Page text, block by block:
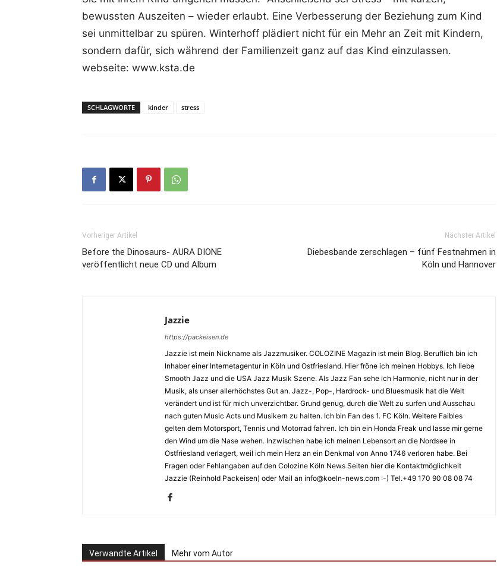
bewussten Auszeiten – wieder erlaubt. Eine Verbesserung der Beziehung zum Kind
sei unmittelbar zu spüren. Winterhoff plädiert nicht für ein Mehr an Zeit mit Kindern,
sondern dafür, sich während der Familienzeit ganz auf das Kind einzulassen.
webseite: www.ksta.de
SCHLAGWORTE kinder stress
Vorheriger Artikel
Before the Dinosaurs- AURA DIONE
veröffentlicht neue CD und Album
Nächster Artikel
Diebesbande zerschlagen – fünf Festnahmen in
Köln und Hannover
Jazzie
https://packeisen.de
Jazzie ist mein Nickname als Jazzmusiker. COLOZINE Magazin ist mein Blog. Beruflich bin ich
Inhaber einer Internetagentur in Köln und Ostfriesland. Hier fröne ich meinen Hobbys. Ich liebe
Smooth Jazz und die USA Jazz Musik Szene. Als Jazz Fan sehe ich Harmonie, nicht nur in der
Musik, als unser allerhöchstes Gut an. Jazz-, Pop-, Hardrock- und Bluesmusik hat die Welt
verändert und ist für mich unverzichtbar. Grund genug, durch die Welt zu surfen und Ausschau
nach guten Music Acts und Musikern zu halten. Ich bin Fan des 1. FC Köln. Weitere Faibles
gelten dem Motorsport, Tennis und Motorrad fahren. Ich bin ein Honda Freak und lasse mir gerne
den Wind um die Nase wehen. Inzwischen habe ich meinen Lebensort an die Nordsee in
Ostfriesland verlagert, weil ich mein Herz an ein Denkmal von Anno 1746 verloren habe. Bei
Fragen oder Fehlangaben auf den Colozine Köln News Seiten hier die Kontaktmöglichkeit
Jazzie (Reinhold Packeisen) oder Mail an info@koeln-news.com :-) Tel.+49 170 90 08 08 74
Verwandte Artikel Mehr vom Autor